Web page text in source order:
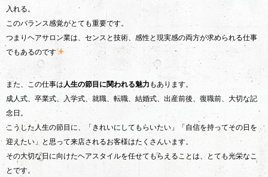
入れる。
このバランス感覚がとても重要です。
つまりヘアサロン業は、センスと技術、感性と現実感の両方が求められる仕事
でもあるのです
また、この仕事は人生の節目に関われる魅力 もあります。
成人式、卒業式、入学式、就職、転職、結婚式、出産前後、復職前、大切な記
念日。
こうした人生の節目に、「きれいにしてもらいたい」「自信を持ってその日を
迎えたい」と思って来店されるお客様はたくさんいます。
その大切な日に向けたヘアスタイルを任せてもらえることは、とても光栄なこ
とです。